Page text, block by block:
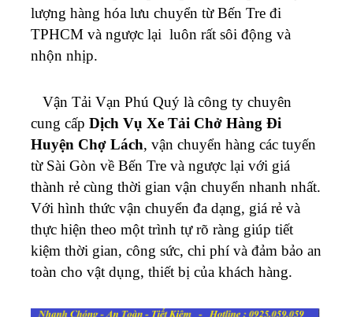
lượng hàng hóa lưu chuyển từ Bến Tre đi
TPHCM và ngược lại luôn rất sôi động và
nhộn nhịp.
Vận Tải Vạn Phú Quý là công ty chuyên
cung cấp Dịch Vụ Xe Tải Chở Hàng Đi
Huyện Chợ Lách, vận chuyển hàng các tuyến
từ Sài Gòn về Bến Tre và ngược lại với giá
thành rẻ cùng thời gian vận chuyển nhanh nhất.
Với hình thức vận chuyển đa dạng, giá rẻ và
thực hiện theo một trình tự rõ ràng giúp tiết
kiệm thời gian, công sức, chi phí và đảm bảo an
toàn cho vật dụng, thiết bị của khách hàng.